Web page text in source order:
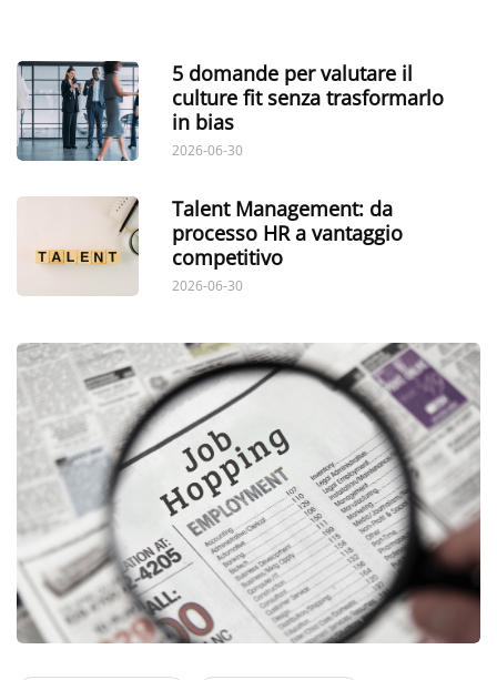
5 domande per valutare il
culture fit senza trasformarlo
in bias
2026-06-30
Talent Management: da
processo HR a vantaggio
competitivo
2026-06-30